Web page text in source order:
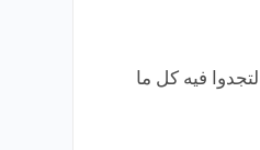
فيه كل ما